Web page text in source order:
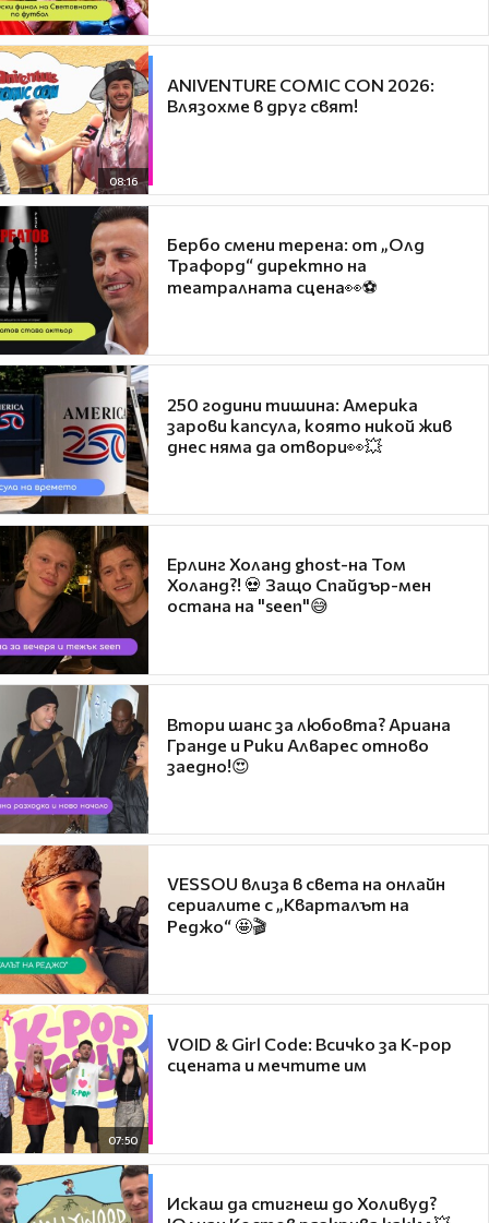
08:16
ANIVENTURE COMIC CON 2026:
Влязохме в друг свят!
Бербо смени терена: от „Олд
Трафорд“ директно на
театралната сцена👀⚽
250 години тишина: Америка
зарови капсула, която никой жив
днес няма да отвори👀💥
Ерлинг Холанд ghost-на Том
Холанд?! 💀 Защо Спайдър-мен
остана на "seen"😅
Втори шанс за любовта? Ариана
Гранде и Рики Алварес отново
заедно!😍
VESSOU влиза в света на онлайн
сериалите с „Кварталът на
Реджо“ 🤩🎬
07:50
VOID & Girl Code: Всичко за K-pop
сцената и мечтите им
Искаш да стигнеш до Холивуд?